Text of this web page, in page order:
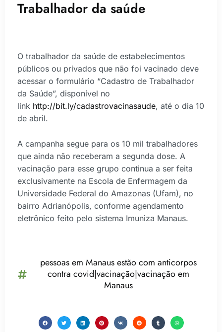
Trabalhador da saúde
O trabalhador da saúde de estabelecimentos
públicos ou privados que não foi vacinado deve
acessar o formulário “Cadastro de Trabalhador
da Saúde”, disponível no
link http://bit.ly/cadastrovacinasaude, até o dia 10
de abril.
A campanha segue para os 10 mil trabalhadores
que ainda não receberam a segunda dose. A
vacinação para esse grupo continua a ser feita
exclusivamente na Escola de Enfermagem da
Universidade Federal do Amazonas (Ufam), no
bairro Adrianópolis, conforme agendamento
eletrônico feito pelo sistema Imuniza Manaus.
pessoas em Manaus estão com anticorpos
contra covid|vacinação|vacinação em
Manaus